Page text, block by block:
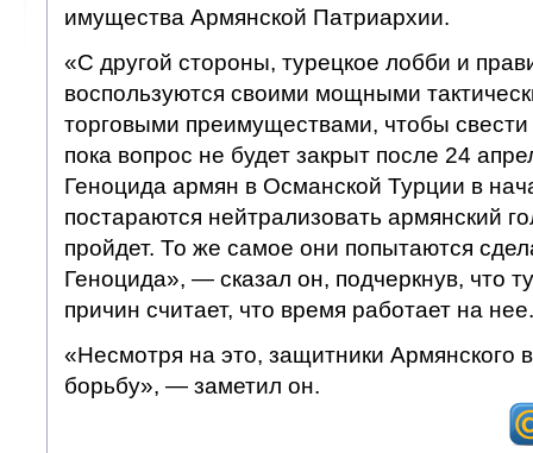
имущества Армянской Патриархии.
«С другой стороны, турецкое лобби и
воспользуются своими мощными
торговыми преимуществами, чтобы свести
пока вопрос не будет закрыт после 24
Геноцида армян в Османской Турции в
постараются нейтрализовать армянский
пройдет. То же самое они попытаются
Геноцида», — сказал он, подчеркнув, что
причин считает, что время работает на нее.
«Несмотря на это, защитники Армянского
борьбу», — заметил он.